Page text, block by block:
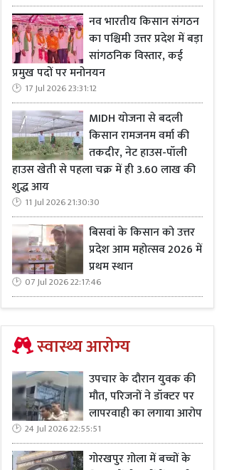
नव भारतीय किसान संगठन
का पश्चिमी उत्तर प्रदेश में बड़ा
सांगठनिक विस्तार, कई
प्रमुख पदों पर मनोनयन
17 Jul 2026 23:31:12
MIDH योजना से बदली
किसान रामजनम वर्मा की
तकदीर, नेट हाउस-पॉली
हाउस खेती से पहला चक्र में ही 3.60 लाख की
शुद्ध आय
11 Jul 2026 21:30:30
बिसवां के किसान को उत्तर
प्रदेश आम महोत्सव 2026 में
प्रथम स्थान
07 Jul 2026 22:17:46
स्वास्थ्य आरोग्य
उपचार के दौरान युवक की
मौत, परिजनों ने डॉक्टर पर
लापरवाही का लगाया आरोप
24 Jul 2026 22:55:51
गोरखपुर ग़ोला में बच्चों के